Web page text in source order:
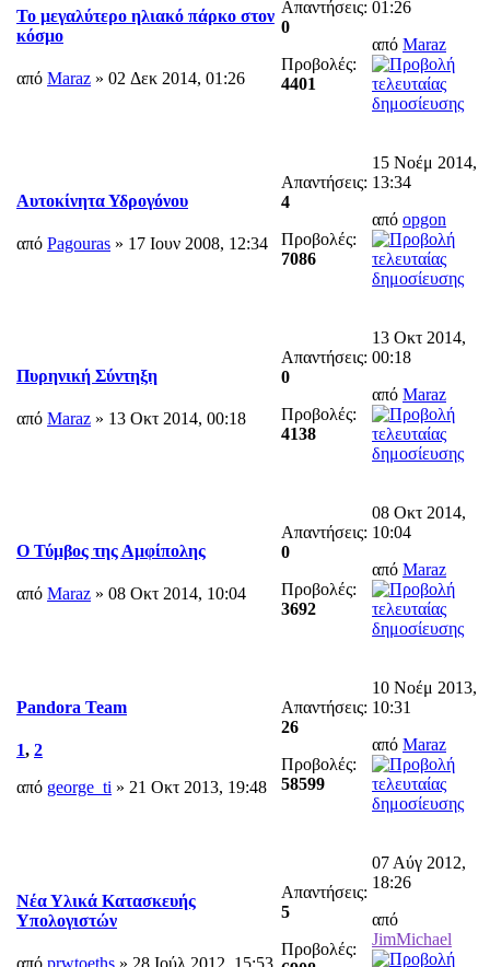
To μεγαλύτερο ηλιακό πάρκο στον
κόσμο
από Maraz » 02 Δεκ 2014, 01:26
Απαντήσεις:
0
Προβολές:
4401
01:26
από Maraz
Αυτοκίνητα Υδρογόνου
από Pagouras » 17 Ιουν 2008, 12:34
Απαντήσεις:
4
Προβολές:
7086
15 Νοέμ 2014,
13:34
από opgon
Πυρηνική Σύντηξη
από Maraz » 13 Οκτ 2014, 00:18
Απαντήσεις:
0
Προβολές:
4138
13 Οκτ 2014,
00:18
από Maraz
Ο Τύμβος της Αμφίπολης
από Maraz » 08 Οκτ 2014, 10:04
Απαντήσεις:
0
Προβολές:
3692
08 Οκτ 2014,
10:04
από Maraz
Pandora Team
1, 2
από george_ti » 21 Οκτ 2013, 19:48
Απαντήσεις:
26
Προβολές:
58599
10 Νοέμ 2013,
10:31
από Maraz
Νέα Υλικά Κατασκευής
Υπολογιστών
Απαντήσεις:
5
Προβολές:
07 Αύγ 2012,
18:26
από
JimMichael